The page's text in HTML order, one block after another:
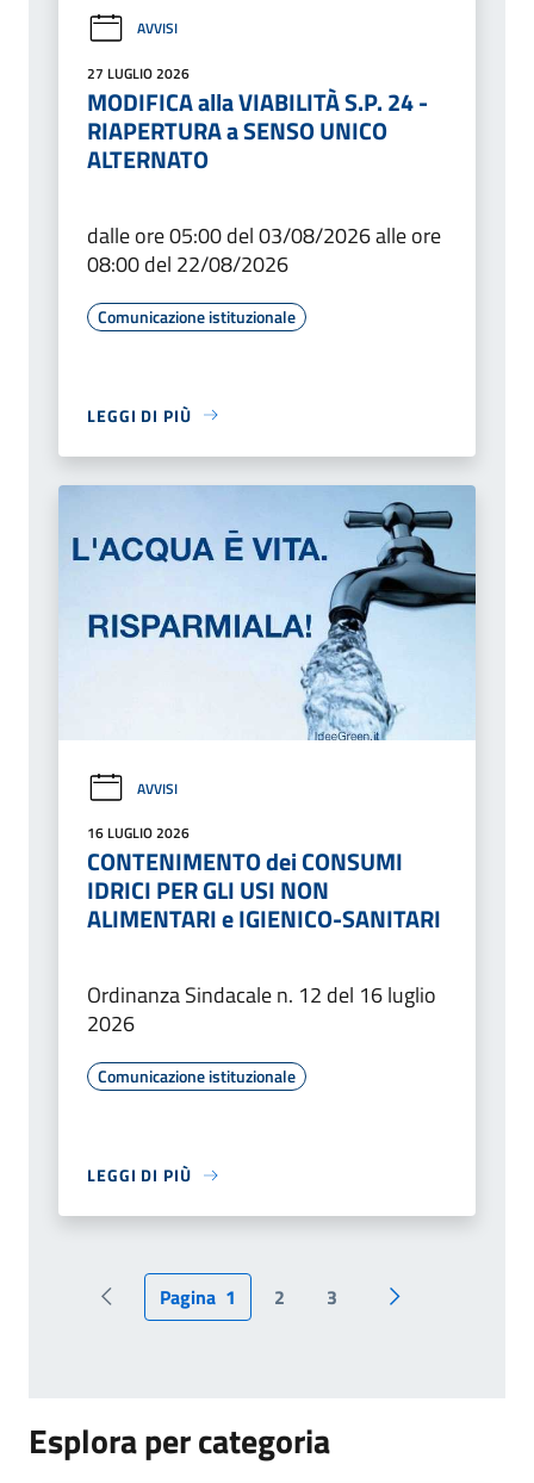
AVVISI
27 LUGLIO 2026
MODIFICA alla VIABILITÀ S.P. 24 -
RIAPERTURA a SENSO UNICO
ALTERNATO
dalle ore 05:00 del 03/08/2026 alle ore
08:00 del 22/08/2026
Comunicazione istituzionale
LEGGI DI PIÙ
AVVISI
16 LUGLIO 2026
CONTENIMENTO dei CONSUMI
IDRICI PER GLI USI NON
ALIMENTARI e IGIENICO-SANITARI
Ordinanza Sindacale n. 12 del 16 luglio
2026
Comunicazione istituzionale
LEGGI DI PIÙ
Pagina precedente
Pagina 1 2 3 Pagina
Esplora per categoria